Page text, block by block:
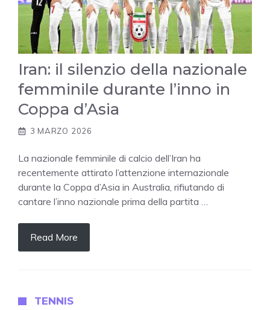
Iran: il silenzio della nazionale
femminile durante l’inno in
Coppa d’Asia
3 MARZO 2026
La nazionale femminile di calcio dell’Iran ha
recentemente attirato l’attenzione internazionale
durante la Coppa d’Asia in Australia, rifiutando di
cantare l’inno nazionale prima della partita …
Read More
TENNIS